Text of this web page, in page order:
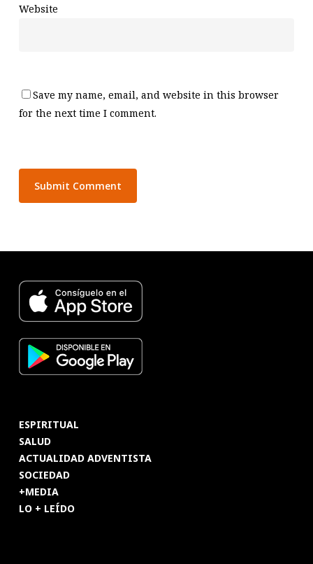
Website
Save my name, email, and website in this browser
for the next time I comment.
ESPIRITUAL
SALUD
ACTUALIDAD ADVENTISTA
SOCIEDAD
+MEDIA
LO + LEÍDO